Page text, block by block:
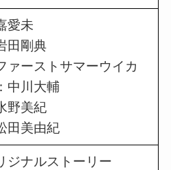
愛未
田剛典
ァーストサマーウイカ
中川大輔
野美紀
田美由紀
ジナルストーリー